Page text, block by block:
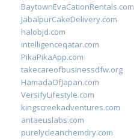
BaytownEvaCationRentals.com
JabalpurCakeDelivery.com
halobjd.com
intelligenceqatar.com
PikaPikaApp.com
takecareofbusinessdfw.org
HamadaOfJapan.com
VersifyLifestyle.com
kingscreekadventures.com
antaeuslabs.com
purelycleanchemdry.com